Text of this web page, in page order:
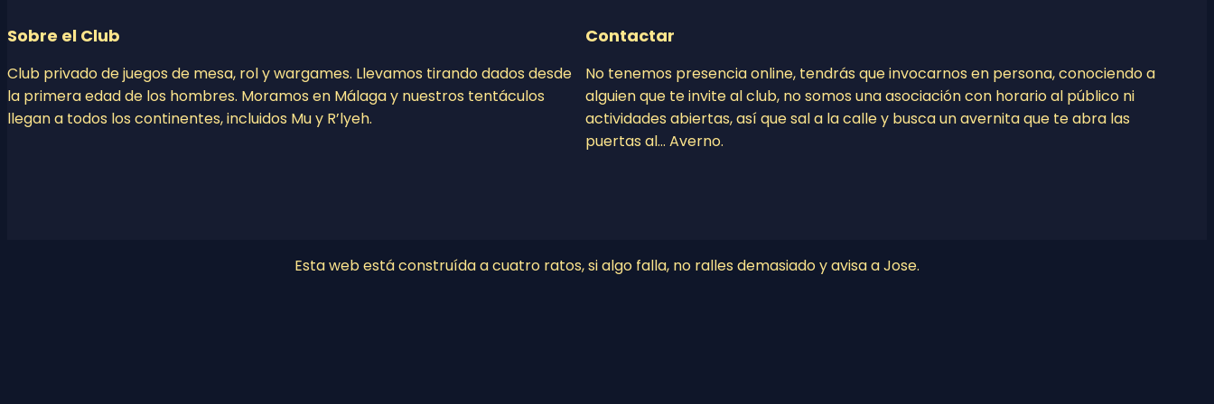
Sobre el Club
Club privado de juegos de mesa, rol y wargames. Llevamos tirando dados desde
la primera edad de los hombres. Moramos en Málaga y nuestros tentáculos
llegan a todos los continentes, incluidos Mu y R’lyeh.
Contactar
No tenemos presencia online, tendrás que invocarnos en persona, conociendo a
alguien que te invite al club, no somos una asociación con horario al público ni
actividades abiertas, así que sal a la calle y busca un avernita que te abra las
puertas al… Averno.
Esta web está construída a cuatro ratos, si algo falla, no ralles demasiado y avisa a Jose.